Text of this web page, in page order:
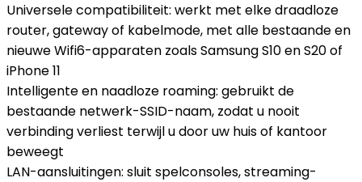
Universele compatibiliteit: werkt met elke draadloze
router, gateway of kabelmode, met alle bestaande en
nieuwe Wifi6-apparaten zoals Samsung S10 en S20 of
iPhone 11
Intelligente en naadloze roaming: gebruikt de
bestaande netwerk-SSID-naam, zodat u nooit
verbinding verliest terwijl u door uw huis of kantoor
beweegt
LAN-aansluitingen: sluit spelconsoles, streaming-